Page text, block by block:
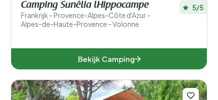
Camping Sunêlia lHippocampe
Frankrijk - Provence-Alpes-Côte d'Azur -
Alpes-de-Haute-Provence - Volonne
5/5
Bekijk Camping